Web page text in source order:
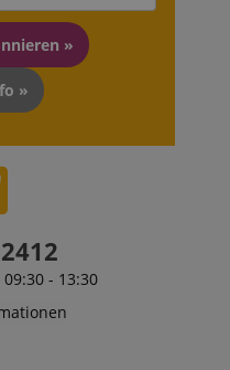
»
»
- 13:30